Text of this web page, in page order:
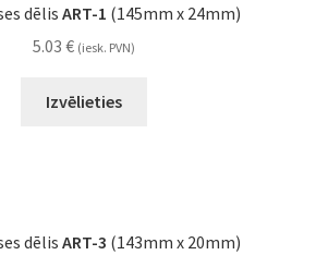
dēlis ART-1 (145mm x 24mm)
5.03 € (iesk. PVN)
Izvēlieties
dēlis ART-3 (143mm x 20mm)